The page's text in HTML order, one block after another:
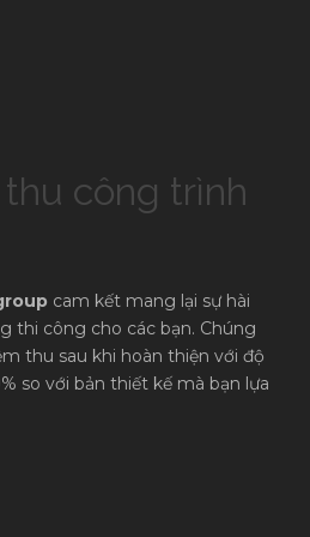
công trình
cam kết mang lại sự hài
thi công cho các bạn. Chúng
thu sau khi hoàn thiện với độ
so với bản thiết kế mà bạn lựa